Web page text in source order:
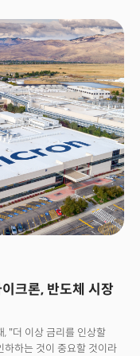
200마일로 달리는 것과
최저 수준을 유지하고 있고
에 근접하고 있습니다.
우고 있습니다. 문화는
의 새로운 컬처 트렌드가
간의 미래를 완전히 뒤바꿔
이후 가장 공격적인 긴축
진입하고 있습니다.
1999년이 다시 오지
크론, 반도체 시장
"더 이상 금리를 인상할
하하는 것이 중요할 것이라